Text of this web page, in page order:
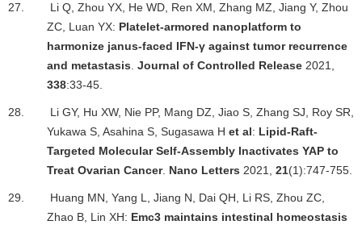
27.
Li Q, Zhou YX, He WD, Ren XM, Zhang MZ, Jiang Y, Zhou
ZC, Luan YX: Platelet-armored nanoplatform to
harmonize janus-faced IFN-γ against tumor recurrence
and metastasis. Journal of Controlled Release 2021,
338:33-45.
28.
Li GY, Hu XW, Nie PP, Mang DZ, Jiao S, Zhang SJ, Roy SR,
Yukawa S, Asahina S, Sugasawa H et al: Lipid-Raft-
Targeted Molecular Self-Assembly Inactivates YAP to
Treat Ovarian Cancer. Nano Letters 2021, 21(1):747-755.
29.
Huang MN, Yang L, Jiang N, Dai QH, Li RS, Zhou ZC,
Zhao B, Lin XH: Emc3 maintains intestinal homeostasis